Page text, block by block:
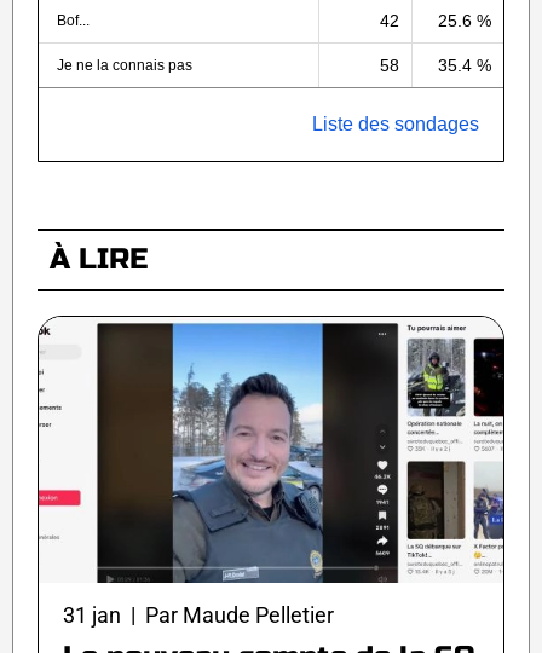
Bof... 42 25.6 %
Je ne la connais pas 58 35.4 %
Liste des sondages
À LIRE
31 jan | Par Maude Pelletier